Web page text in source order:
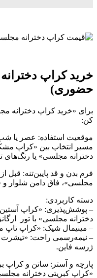
خرید کراپ
حضوری)
برای «خرید کراپ دخترانه
کن:
موقعیت استفاده: عصر یا
مسیر انتخاب بین «کراپ
دخترانه مجلسی» یا رنگ‌های
فرم بدن و قد پایین‌تنه: قبل
مجلسی»، فاق دامن شلوار و
دسته کاربردی:
– پوشش‌پذیری: «کراپ آستین
دخترانه مجلسی» با تور
– مینیمال شیک: «کراپ تاپ
– نیمه‌رسمی راحت: «تیشرت
ژرسه فاین.
پارچه و آستر: ساتن و کراپ
«کراپ کبریتی دخترانه